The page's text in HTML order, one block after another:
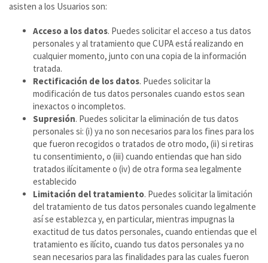
asisten a los Usuarios son:
Acceso a los datos. Puedes solicitar el acceso a tus datos
personales y al tratamiento que CUPA está realizando en
cualquier momento, junto con una copia de la información
tratada.
Rectificación de los datos. Puedes solicitar la
modificación de tus datos personales cuando estos sean
inexactos o incompletos.
Supresión. Puedes solicitar la eliminación de tus datos
personales si: (i) ya no son necesarios para los fines para los
que fueron recogidos o tratados de otro modo, (ii) si retiras
tu consentimiento, o (iii) cuando entiendas que han sido
tratados ilícitamente o (iv) de otra forma sea legalmente
establecido
Limitación del tratamiento. Puedes solicitar la limitación
del tratamiento de tus datos personales cuando legalmente
así se establezca y, en particular, mientras impugnas la
exactitud de tus datos personales, cuando entiendas que el
tratamiento es ilícito, cuando tus datos personales ya no
sean necesarios para las finalidades para las cuales fueron